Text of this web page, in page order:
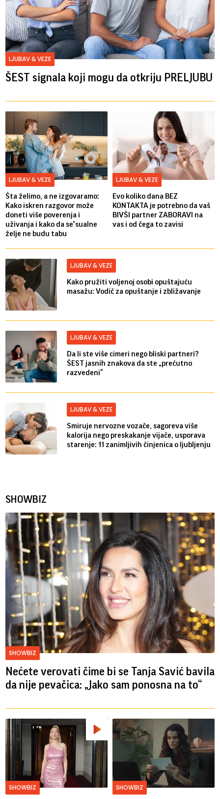
LJUBAV & VEZE
ŠEST signala koji mogu da otkriju PRELJUBU
LJUBAV & VEZE
Šta želimo, a ne izgovaramo:
Kako iskren razgovor može
doneti više poverenja i
uživanja i kako da se*sualne
želje ne budu tabu
LJUBAV & VEZE
Evo koliko dana BEZ
KONTAKTA je potrebno da vaš
BIVŠI partner ZABORAVI na
vas i od čega to zavisi
LJUBAV & VEZE
Kako pružiti voljenoj osobi opuštajuću
masažu: Vodič za opuštanje i zbližavanje
LJUBAV & VEZE
Da li ste više cimeri nego bliski partneri?
ŠEST jasnih znakova da ste „prećutno
razvedeni“
LJUBAV & VEZE
Smiruje nervozne vozače, sagoreva više
kalorija nego preskakanje vijače, usporava
starenje: 11 zanimljivih činjenica o ljubljenju
SHOWBIZ
SHOWBIZ
Nećete verovati čime bi se Tanja Savić bavila
da nije pevačica: „Jako sam ponosna na to“
SHOWBIZ SHOWBIZ